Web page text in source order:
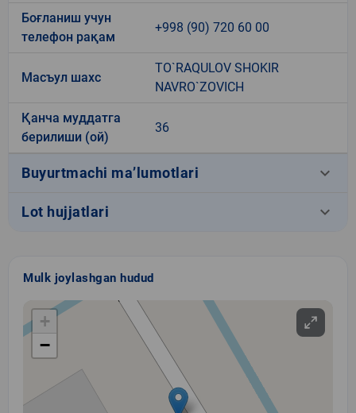
Боғланиш учун
телефон рақам
+998 (90) 720 60 00
Масъул шахс
TO`RAQULOV SHOKIR
NAVRO`ZOVICH
Қанча муддатга
берилиши (ой)
36
Buyurtmachi ma’lumotlari keyboard_arrow_down
Lot hujjatlari keyboard_arrow_down
Mulk joylashgan hudud
+
−